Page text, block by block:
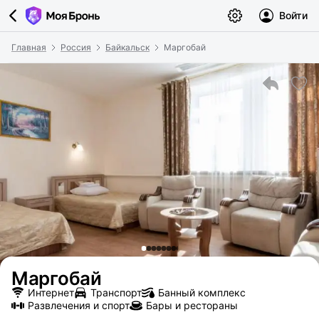
Войти
Главная Россия Байкальск Маргобай
Маргобай
Интернет Транспорт
Банный комплекс
Развлечения и спорт
Бары и рестораны